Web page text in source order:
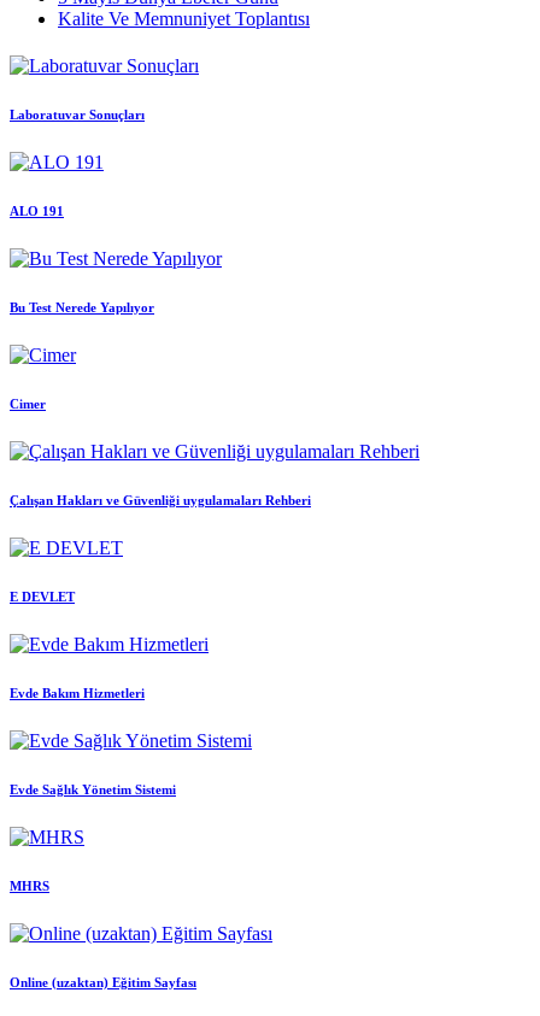
Kalite Ve Memnuniyet Toplantısı
Laboratuvar Sonuçları
ALO 191
Bu Test Nerede Yapılıyor
Cimer
Çalışan Hakları ve Güvenliği uygulamaları Rehberi
E DEVLET
Evde Bakım Hizmetleri
Evde Sağlık Yönetim Sistemi
MHRS
Online (uzaktan) Eğitim Sayfası